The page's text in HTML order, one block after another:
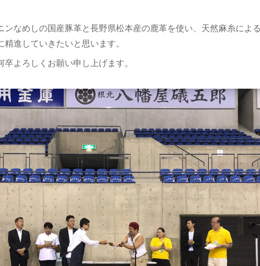
ンなめしの国産豚革と長野県松本産の鹿革を使い、天然麻糸によ
進していきたいと思います。
よろしくお願い申し上げます。